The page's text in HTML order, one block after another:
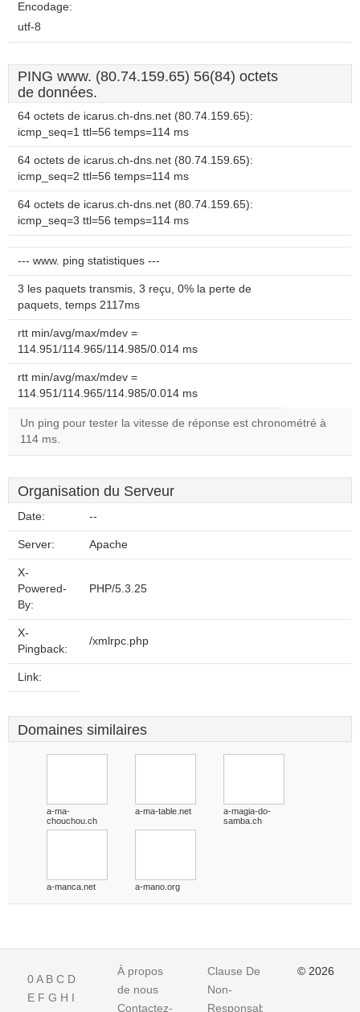
Encodage:
utf-8
PING www. (80.74.159.65) 56(84) octets
de données.
64 octets de icarus.ch-dns.net (80.74.159.65):
icmp_seq=1 ttl=56 temps=114 ms
64 octets de icarus.ch-dns.net (80.74.159.65):
icmp_seq=2 ttl=56 temps=114 ms
64 octets de icarus.ch-dns.net (80.74.159.65):
icmp_seq=3 ttl=56 temps=114 ms
--- www. ping statistiques ---
3 les paquets transmis, 3 reçu, 0% la perte de
paquets, temps 2117ms
rtt min/avg/max/mdev =
114.951/114.965/114.985/0.014 ms
rtt min/avg/max/mdev =
114.951/114.965/114.985/0.014 ms
Un ping pour tester la vitesse de réponse est chronométré à
114 ms.
Organisation du Serveur
Date: --
Server: Apache
X-
Powered-
By:
PHP/5.3.25
X-
Pingback:
/xmlrpc.php
Link:
Domaines similaires
a-ma-
chouchou.ch
a-ma-table.net
a-magia-do-
samba.ch
a-manca.net a-mano.org
0A B C D
E F G H I
À propos
de nous
Contactez-
Clause De
Non-
Responsabilite
© 2026